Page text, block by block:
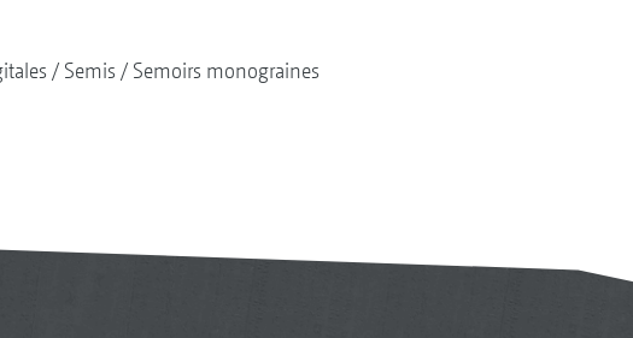
Semis Semoirs monograines